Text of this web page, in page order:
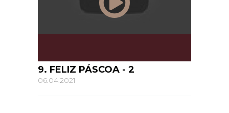
9. FELIZ PÁSCOA - 2
06.04.2021